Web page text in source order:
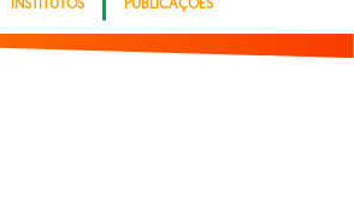
INSTITUTOS PUBLICAÇÕES